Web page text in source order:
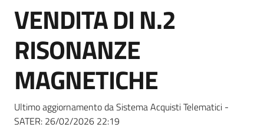
Bandi
strumenti
acquisto
Supporto
Salta al contenuto
VENDITA DI N.2
RISONANZE
MAGNETICHE
Ultimo aggiornamento da Sistema Acquisti Telematici -
SATER: 26/02/2026 22:19